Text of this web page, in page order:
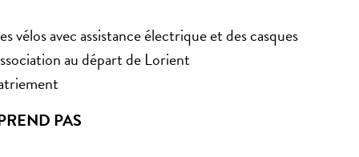
vélos avec assistance électrique et des casques
au départ de Lorient
PAS